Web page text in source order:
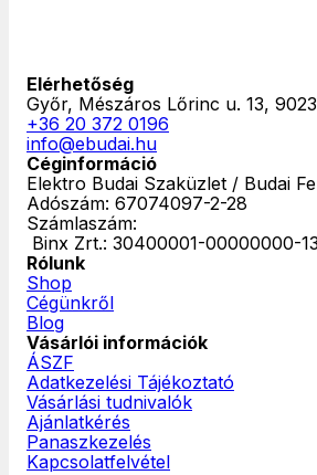
Elérhetőség
Győr, Mészáros Lőrinc u. 13, 9023
+36 20 372 0196
info@ebudai.hu
Céginformáció
Elektro Budai Szaküzlet / Budai
Adószám: 67074097-2-28
Számlaszám:
Binx Zrt.: 30400001-00000000-
Rólunk
Shop
Cégünkről
Blog
Vásárlói információk
ÁSZF
Adatkezelési Tájékoztató
Vásárlási tudnivalók
Ajánlatkérés
Panaszkezelés
Kapcsolatfelvétel